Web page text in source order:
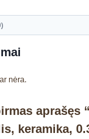
nėra.
aprašęs
keramika,